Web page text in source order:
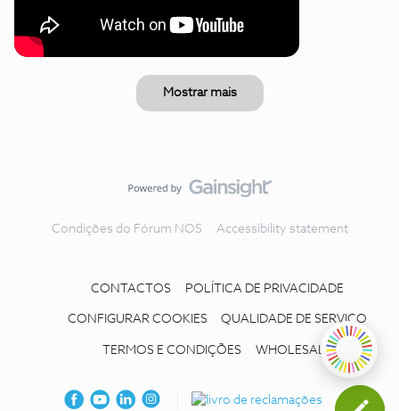
Mostrar mais
Condições do Fórum NOS Accessibility statement
CONTACTOS POLÍTICA DE PRIVACIDADE
CONFIGURAR COOKIES QUALIDADE DE SERVIÇO
TERMOS E CONDIÇÕES WHOLESALE